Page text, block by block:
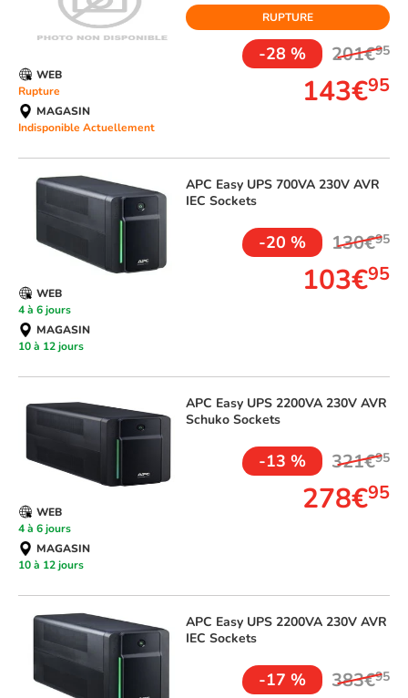
RUPTURE
-28 % 201€95
143€95
WEB
Rupture
MAGASIN
Indisponible Actuellement
APC Easy UPS 700VA 230V AVR
IEC Sockets
-20 % 130€95
103€95
WEB
4 à 6 jours
MAGASIN
10 à 12 jours
APC Easy UPS 2200VA 230V AVR
Schuko Sockets
-13 % 321€95
278€95
WEB
4 à 6 jours
MAGASIN
10 à 12 jours
APC Easy UPS 2200VA 230V AVR
IEC Sockets
-17 % 383€95